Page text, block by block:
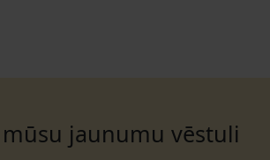
jaunumu vēstuli